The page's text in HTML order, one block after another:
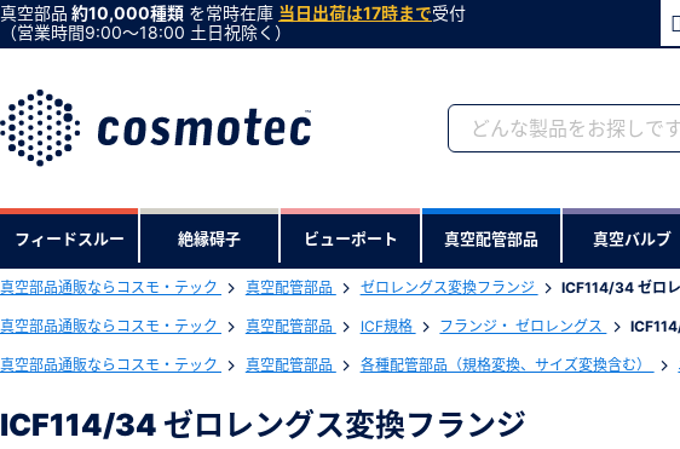
真空部品 約10,000種類 を常時在庫 当日出荷は17時まで受付
（営業時間9:00〜18:00 土日祝除く）
フィードスルー 絶縁碍子 ビューポート 真空配管部品 真空バルブ
真空部品通販ならコスモ・テック 真空配管部品 ゼロレングス変換フランジ ICF114/34 ゼロ
真空部品通販ならコスモ・テック 真空配管部品 ICF規格 フランジ・ ゼロレングス
真空部品通販ならコスモ・テック 真空配管部品 各種配管部品（規格変換、サイズ変換含む）
ICF114/34 ゼロレングス変換フランジ
下記製品のRoHS2適合報告書のダウンロードをしま
型式 ：ICF114ZLR34 製品コード ：20018
会員登録がお済みでない方
会員登録をすれば、便利な機能がご利用いただけます